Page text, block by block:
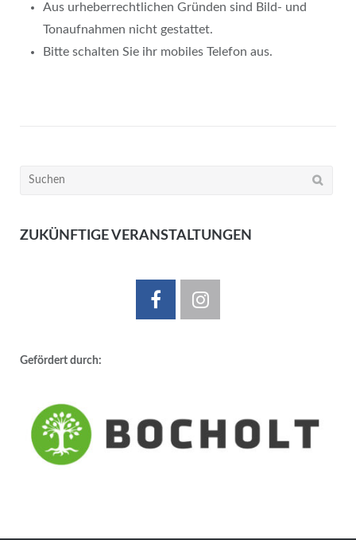
Aus urheberrechtlichen Gründen sind Bild- und
Tonaufnahmen nicht gestattet.
Bitte schalten Sie ihr mobiles Telefon aus.
Suchen
ZUKÜNFTIGE VERANSTALTUNGEN
Gefördert durch: